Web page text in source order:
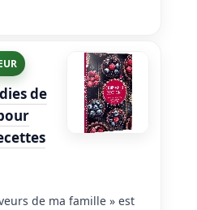
de
de ma famille » est